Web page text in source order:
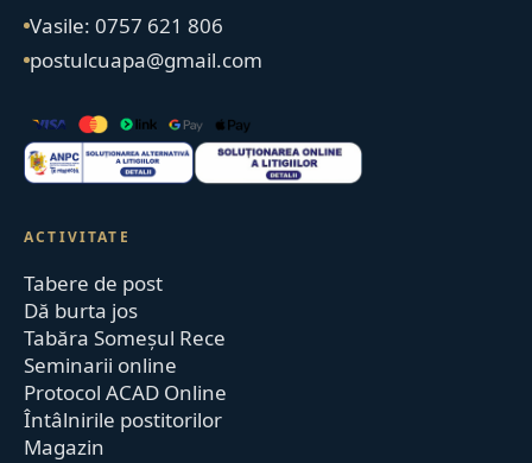
Vasile: 0757 621 806
postulcuapa@gmail.com
ACTIVITATE
Tabere de post
Dă burta jos
Tabăra Someșul Rece
Seminarii online
Protocol ACAD Online
Întâlnirile postitorilor
Magazin